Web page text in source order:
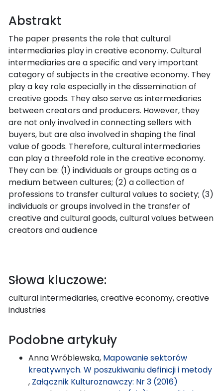
Abstrakt
The paper presents the role that cultural
intermediaries play in creative economy. Cultural
intermediaries are a specific and very important
category of subjects in the creative economy. They
play a key role especially in the dissemination of
creative goods. They also serve as intermediaries
between creators and producers. However, they
are not only involved in connecting sellers with
buyers, but are also involved in shaping the final
value of goods. Therefore, cultural intermediaries
can play a threefold role in the creative economy.
They can be: (1) individuals or groups acting as a
medium between cultures; (2) a collection of
professions to transfer cultural values to society; (3)
individuals or groups involved in the transfer of
creative and cultural goods, cultural values between
creators and audience
Słowa kluczowe:
cultural intermediaries, creative economy, creative
industries
Podobne artykuły
Anna Wróblewska, Mapowanie sektorów
kreatywnych. W poszukiwaniu definicji i metody
, Załącznik Kulturoznawczy: Nr 3 (2016)